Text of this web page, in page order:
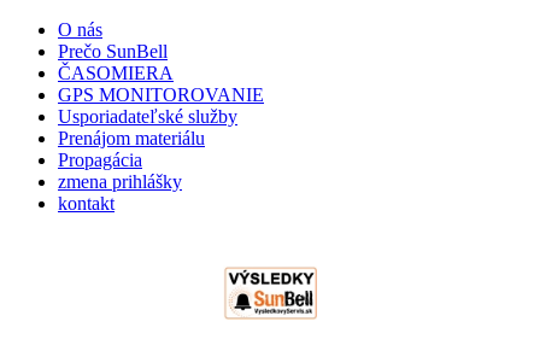
O nás
Prečo SunBell
ČASOMIERA
GPS MONITOROVANIE
Usporiadateľské služby
Prenájom materiálu
Propagácia
zmena prihlášky
kontakt